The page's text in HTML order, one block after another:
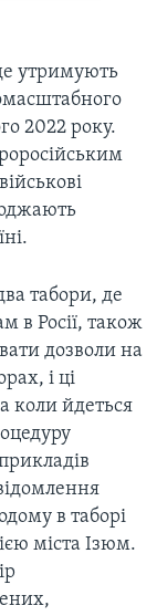
утримують
2022 року.
табори, де
в Росії, також
дозволи на
і ці
коли йдеться
в таборі
міста Ізюм.